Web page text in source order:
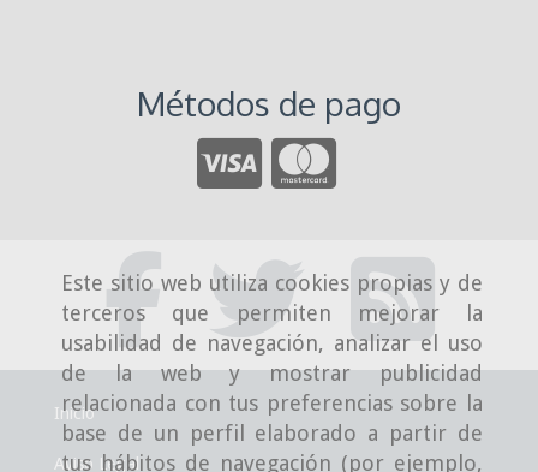
Este sitio web utiliza cookies propias y de
terceros que permiten mejorar la
usabilidad de navegación, analizar el uso
de la web y mostrar publicidad
relacionada con tus preferencias sobre la
base de un perfil elaborado a partir de
tus hábitos de navegación (por ejemplo,
Métodos de pago
Inicio
Aviso Legal